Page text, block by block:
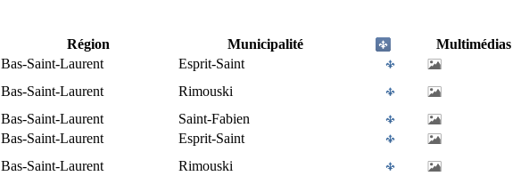
Région Municipalité
Multimédias
Bas-Saint-Laurent
Esprit-Saint
Bas-Saint-Laurent
Rimouski
Bas-Saint-Laurent
Saint-Fabien
Bas-Saint-Laurent
Esprit-Saint
Bas-Saint-Laurent
Rimouski